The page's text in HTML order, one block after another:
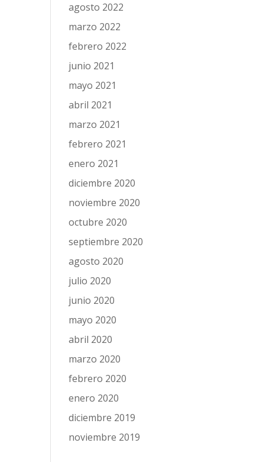
agosto 2022
marzo 2022
febrero 2022
junio 2021
mayo 2021
abril 2021
marzo 2021
febrero 2021
enero 2021
diciembre 2020
noviembre 2020
octubre 2020
septiembre 2020
agosto 2020
julio 2020
junio 2020
mayo 2020
abril 2020
marzo 2020
febrero 2020
enero 2020
diciembre 2019
noviembre 2019